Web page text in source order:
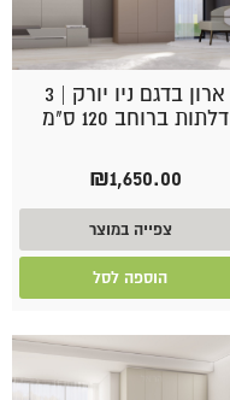
ארון בדגם ניו יורק | 3
דלתות ברוחב 120 ס"מ
₪1,650.00
צפייה במוצר
הוספה לסל